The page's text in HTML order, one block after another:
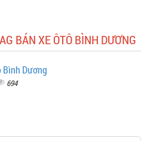
BÁN XE ÔTÔ BÌNH DƯƠNG
Bình Dương
694